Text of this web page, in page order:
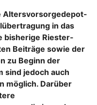
Altersvorsorgedepot-
in das
bisherige Riester-
Beiträge sowie der
zu Beginn der
sind jedoch auch
möglich. Darüber